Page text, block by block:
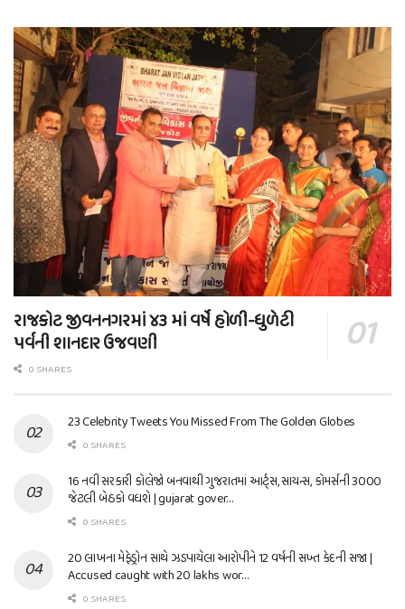
રાજકોટ જીવનનગરમાં ૪૩ માં વર્ષે હોળી-ધુળેટી
પર્વની શાનદાર ઉજવણી
0 SHARES
23 Celebrity Tweets You Missed From The Golden Globes
0 SHARES
16 નવી સરકારી કોલેજો બનવાથી ગુજરાતમાં આર્ટ્સ, સાયન્સ, કોમર્સની 3000
જેટલી બેઠકો વધશે | gujarat gover…
0 SHARES
20 લાખના મેફેડ્રોન સાથે ઝડપાયેલા આરોપીને 12 વર્ષની સખ્ત કેદની સજા |
Accused caught with 20 lakhs wor…
0 SHARES